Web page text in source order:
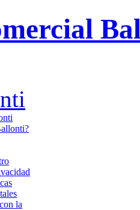
la